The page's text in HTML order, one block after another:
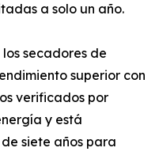
a solo un año.
secadores de
superior con
verificados por
y está
siete años para